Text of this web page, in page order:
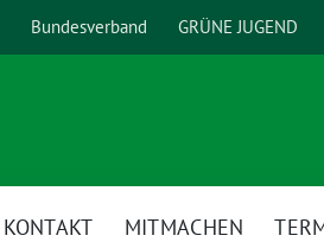
Bundesverband GRÜNE JUGEND
KONTAKT MITMACHEN